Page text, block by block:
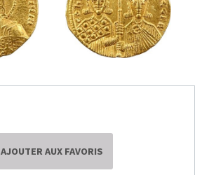
AJOUTER AUX FAVORIS